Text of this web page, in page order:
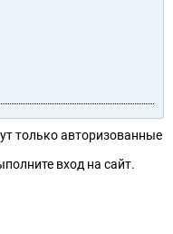
только авторизованные
вход на сайт.